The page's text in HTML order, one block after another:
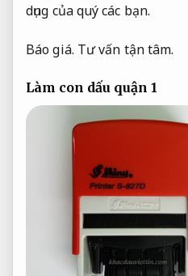
dụng của quý các bạn.
Báo giá. Tư vấn tận tâm.
Làm con dấu quận 1